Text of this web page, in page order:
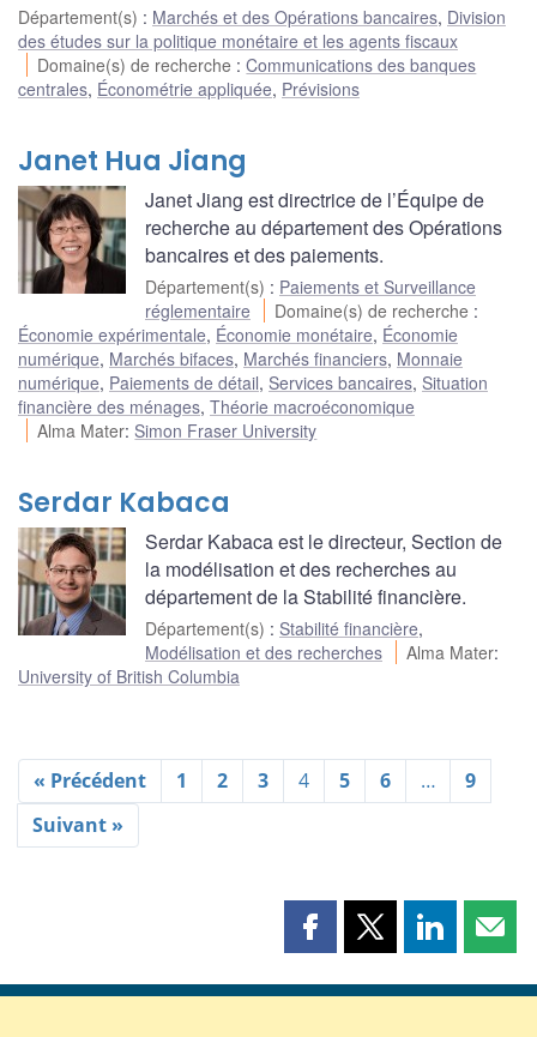
Département(s) : Marchés et des Opérations bancaires, Division
des études sur la politique monétaire et les agents fiscaux
Domaine(s) de recherche :Communications des banques
centrales, Économétrie appliquée, Prévisions
Janet Hua Jiang
Janet Jiang est directrice de l’Équipe de
recherche au département des Opérations
bancaires et des paiements.
Département(s) : Paiements et Surveillance
réglementaire
Domaine(s) de recherche :
Économie expérimentale, Économie monétaire, Économie
numérique, Marchés bifaces, Marchés financiers, Monnaie
numérique, Paiements de détail, Services bancaires, Situation
financière des ménages, Théorie macroéconomique
Alma Mater: Simon Fraser University
Serdar Kabaca
Serdar Kabaca est le directeur, Section de
la modélisation et des recherches au
département de la Stabilité financière.
Département(s) : Stabilité financière,
Modélisation et des recherches
Alma Mater:
University of British Columbia
« Précédent 1 2 3 4 5 6 …
9
Suivant »
Partager
page
Partager
page
Partager
page page